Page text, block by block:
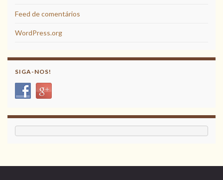
Feed de comentários
WordPress.org
SIGA-NOS!